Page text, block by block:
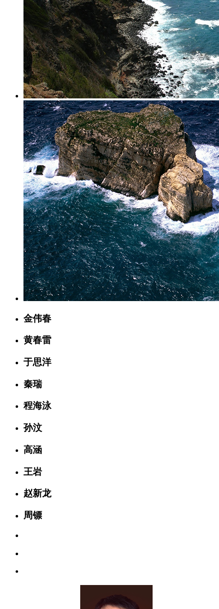
金伟春
黄春雷
于思洋
秦瑞
程海泳
孙汶
高涵
王岩
赵新龙
周镖